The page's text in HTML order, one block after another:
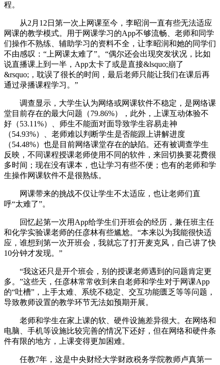
程。
从2月12日第一次上网课至今，李昭润一直有些无法适应
网课的教学模式。用于网课学习的App不够流畅、老师和同学
们操作不熟练、辅助学习的资料不全，让李昭润和她的同学们
不由感叹：“上网课太难了”。“偶尔还会出现突发状况，比如
说直播课上到一半，App太卡了或是直接&lsquo;崩了
&rsquo;，耽误了很长的时间，最后老师只能让我们在课后再
通过录播课程学习。”
调查显示，大学生认为网络或网课软件不稳定，是网络课
堂目前存在的最大问题（79.86%），此外，上课互动体验不
好（53.11%）、师生不能面对面导致学生容易走神
（54.93%）、老师难以判断学生是否能跟上讲解进度
（54.48%）也是目前网络课堂存在的缺陷。还有被调查学生
反映，不同课程授课老师使用不同的软件，来回切换要花费很
多时间；现在没有课本，也让学习有些不便；也有的老师和学
生操作网课软件不是很熟练。
网课带来的挑战不仅让学生不太适应，也让老师们直
呼“太难了”。
回忆起第一次用App给学生们开班会的经历，兼任班主任
和化学实验课老师的任彦林有些尴尬。“本来以为我能很快适
应，谁想到第一次开班会，我就忘了打开麦克风，自己讲了快
10分钟才发现。”
“我这还只是开个班会，别的授课老师遇到的问题肯定更
多。”这些天，任彦林常常收到来自老师和学生对于网课App
的“吐槽”，上手太难、系统不稳定、交互功能匮乏等等问题，
导致教师设置的教学环节无法如预期开展。
老师和学生在家上课的软、硬件设施差异很大。在网络和
电脑、手机等设施比较完善的情况下还好，但在网络和硬件条
件有限的地方，上课变得更加困难。
任教7年，这是中央财经大学财政税务学院教师卢真第一